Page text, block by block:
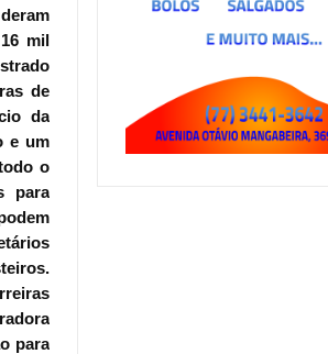
mil
de
da
e um
o
para
para